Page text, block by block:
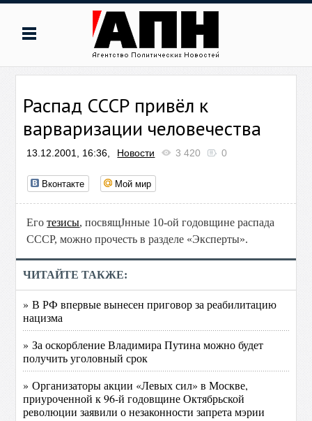
Распад СССР привёл к
варваризации человечества
13.12.2001, 16:36, Новости 3 420 0
Вконтакте Мой мир
Еготезисы, посвящЈнные 10-ой годовщине распада
СССР, можно прочесть в разделе «Эксперты».
ЧИТАЙТЕ ТАКЖЕ:
» В РФ впервые вынесен приговор за реабилитацию
нацизма
» За оскорбление Владимира Путина можно будет
получить уголовный срок
» Организаторы акции «Левых сил» в Москве,
приуроченной к 96-й годовщине Октябрьской
революции заявили о незаконности запрета мэрии